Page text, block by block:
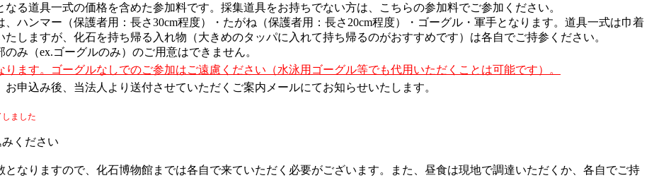
る道具一式の価格を含めた参加料です。採集道具をお持ちでない方は、こちらの参加料でご参加ください。
、ハンマー（保護者用：長さ30cm程度）・たがね（保護者用：長さ20cm程度）・ゴーグル・軍手となります。道具一式は巾着
しますが、化石を持ち帰る入れ物（大きめのタッパに入れて持ち帰るのがおすすめです）は各自でご持参ください。
み（ex.ゴーグルのみ）のご用意はできません。
ます。ゴーグルなしでのご参加はご遠慮ください（水泳用ゴーグル等でも代用いただくことは可能です）。
申込み後、当法人より送付させていただくご案内メールにてお知らせいたします。
ました
ください
となりますので、化石博物館までは各自で来ていただく必要がございます。また、昼食は現地で調達いただくか、各自でご持